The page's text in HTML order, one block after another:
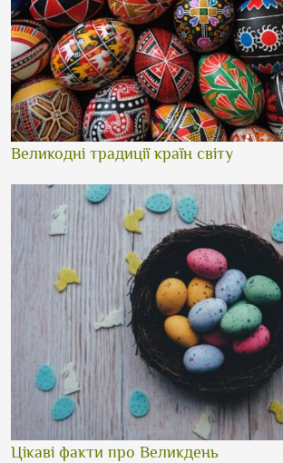
Великодні традиції країн світу
Цікаві факти про Великдень